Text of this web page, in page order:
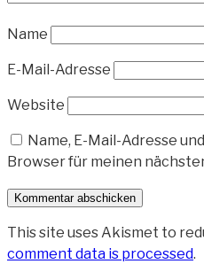
Name
E-Mail-Adresse
Website
Name, E-Mail-Adresse
Browser für meinen
This site uses Akismet to
comment data is processed.